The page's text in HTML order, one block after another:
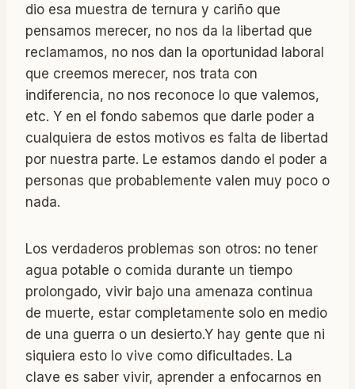
dio esa muestra de ternura y cariño que
pensamos merecer, no nos da la libertad que
reclamamos, no nos dan la oportunidad laboral
que creemos merecer, nos trata con
indiferencia, no nos reconoce lo que valemos,
etc. Y en el fondo sabemos que darle poder a
cualquiera de estos motivos es falta de libertad
por nuestra parte. Le estamos dando el poder a
personas que probablemente valen muy poco o
nada.
Los verdaderos problemas son otros: no tener
agua potable o comida durante un tiempo
prolongado, vivir bajo una amenaza continua
de muerte, estar completamente solo en medio
de una guerra o un desierto.Y hay gente que ni
siquiera esto lo vive como dificultades. La
clave es saber vivir, aprender a enfocarnos en